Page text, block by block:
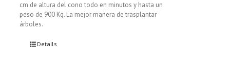
cm de altura del cono todo en minutos y hasta un
peso de 900 Kg. La mejor manera de trasplantar
árboles.
Details